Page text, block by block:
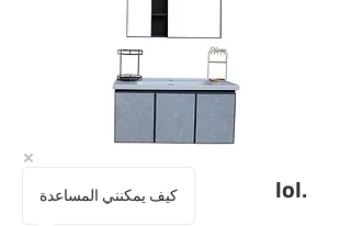
1510 كيف يمكنني المساعدة